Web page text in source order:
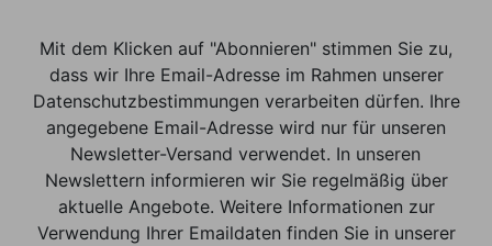
Mit dem Klicken auf "Abonnieren" stimmen Sie zu,
dass wir Ihre Email-Adresse im Rahmen unserer
Datenschutzbestimmungen verarbeiten dürfen. Ihre
angegebene Email-Adresse wird nur für unseren
Newsletter-Versand verwendet. In unseren
Newslettern informieren wir Sie regelmäßig über
aktuelle Angebote. Weitere Informationen zur
Verwendung Ihrer Emaildaten finden Sie in unserer